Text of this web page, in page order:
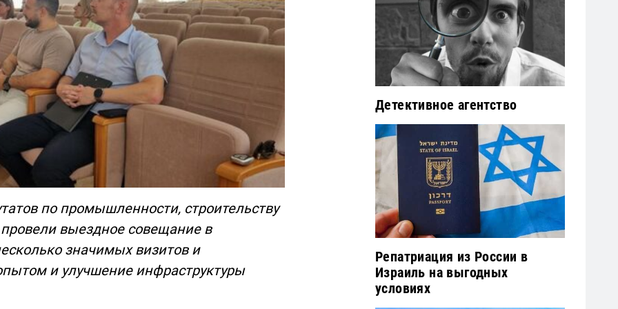
по промышленности, строительству
выездное совещание в
значимых визитов и
и улучшение инфраструктуры
Детективное агентство
Репатриация из России в
Израиль на выгодных
условиях